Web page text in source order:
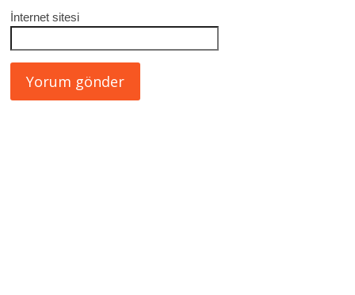
İnternet sitesi